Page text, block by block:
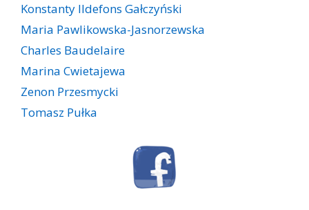
Konstanty Ildefons Gałczyński
Maria Pawlikowska-Jasnorzewska
Charles Baudelaire
Marina Cwietajewa
Zenon Przesmycki
Tomasz Pułka